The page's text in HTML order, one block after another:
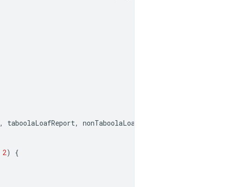
, taboolaLoafReport, nonTaboolaLoafReport
2)
{